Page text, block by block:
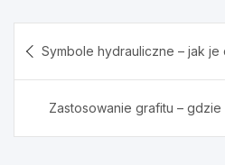
wpisu
Symbole hydrauliczne – jak je
Zastosowanie grafitu –